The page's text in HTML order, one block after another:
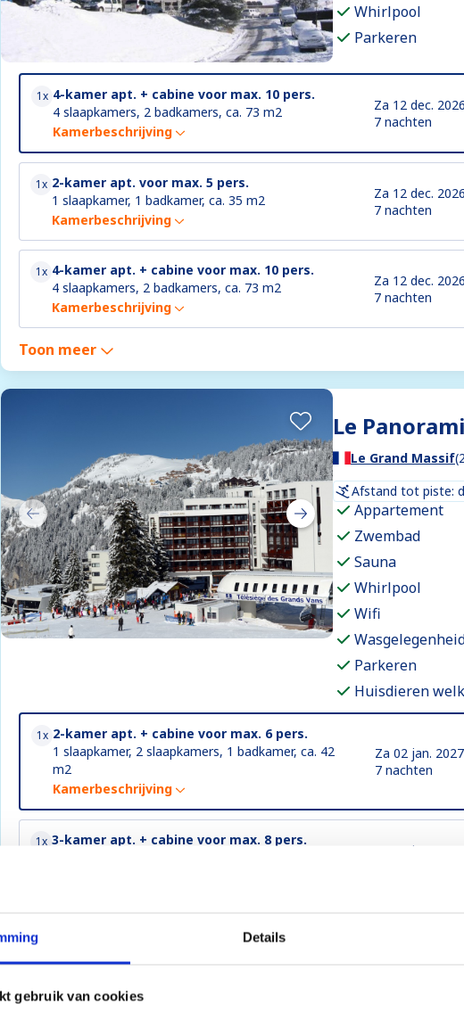
Details
gebruik van cookies
Whirlpool
Parkeren
1x 4-kamer apt. + cabine voor max. 10 pers.
4 slaapkamers, 2 badkamers, ca. 73 m2
Kamerbeschrijving
Za 12 dec. 2026
7 nachten
1x 2-kamer apt. voor max. 5 pers.
1 slaapkamer, 1 badkamer, ca. 35 m2
Kamerbeschrijving
Za 12 dec. 2026
7 nachten
1x 4-kamer apt. + cabine voor max. 10 pers.
4 slaapkamers, 2 badkamers, ca. 73 m2
Kamerbeschrijving
Za 12 dec. 2026
7 nachten
Toon meer
Le
Le Grand Massif
Afstand tot piste:
Appartement
Zwembad
Sauna
Whirlpool
Wifi
Parkeren
Huisdieren
1x 2-kamer apt. + cabine voor max. 6 pers.
1 slaapkamer, 2 slaapkamers, 1 badkamer, ca. 42
m2
Kamerbeschrijving
Za 02 jan. 2027
7 nachten
1x 3-kamer apt. + cabine voor max. 8 pers.
Za 02 jan. 2027
1 slaapkamer, 2 slaapkamers, 1 badkamer, ca. 42
m2